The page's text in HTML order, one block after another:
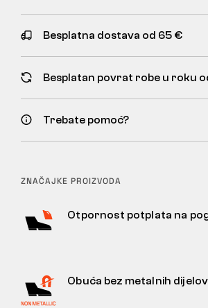
Besplatna dostava od 65 €
Besplatan povrat robe u roku
Trebate pomoć?
ZNAČAJKE PROIZVODA
Otpornost potplata na
Obuća bez metalnih